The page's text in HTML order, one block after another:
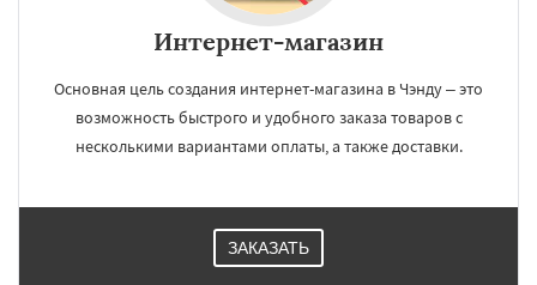
Интернет-магазин
Основная цель создания интернет-магазина в Чэнду – это
возможность быстрого и удобного заказа товаров с
несколькими вариантами оплаты, а также доставки.
ЗАКАЗАТЬ